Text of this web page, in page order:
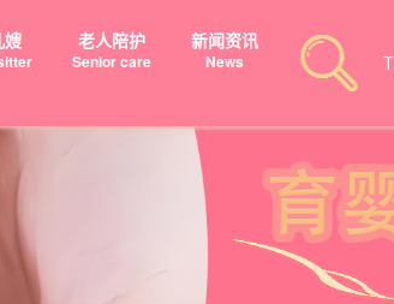
嫂 老人陪护
Senior care
新闻资讯
News